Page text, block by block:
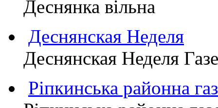
Деснянка вільна
Деснянская Неделя
Деснянская Неделя
Ріпкинська районна